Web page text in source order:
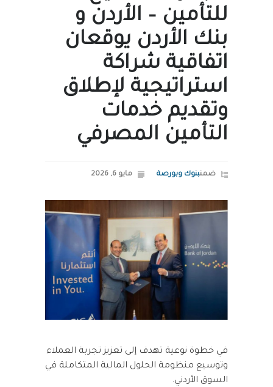
للتأمين – الأردن و
بنك الأردن يوقعان
اتفاقية شراكة
استراتيجية لإطلاق
وتقديم خدمات
التأمين المصرفي
ضمنبنوك وبورصة مايو 6, 2026
في خطوة نوعية تهدف إلى تعزيز تجربة العملاء
وتوسيع منظومة الحلول المالية المتكاملة في
السوق الأردني.